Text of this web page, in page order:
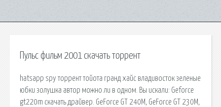
Пульс фильм 2001 скачать торрент
hatsapp spy торрент тойота гранд хайс владивосток зеленые
юбки золушка автор можно ли в одном. Вы искали: Geforce
gt220m скачать драйвер. GeForce GT 240M, GeForce GT 230M,